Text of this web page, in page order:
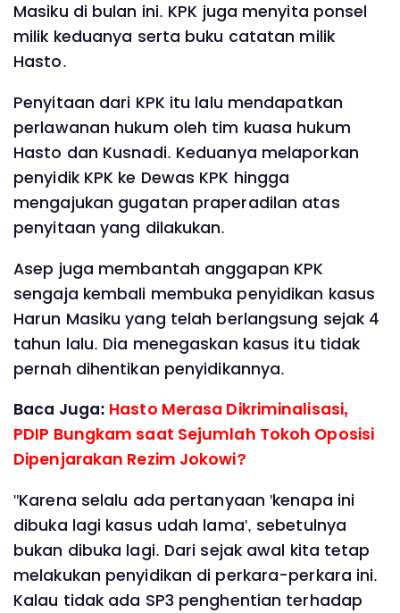
Masiku di bulan ini. KPK juga menyita ponsel
milik keduanya serta buku catatan milik
Hasto.
Penyitaan dari KPK itu lalu mendapatkan
perlawanan hukum oleh tim kuasa hukum
Hasto dan Kusnadi. Keduanya melaporkan
penyidik KPK ke Dewas KPK hingga
mengajukan gugatan praperadilan atas
penyitaan yang dilakukan.
Asep juga membantah anggapan KPK
sengaja kembali membuka penyidikan kasus
Harun Masiku yang telah berlangsung sejak 4
tahun lalu. Dia menegaskan kasus itu tidak
pernah dihentikan penyidikannya.
Baca Juga: Hasto Merasa Dikriminalisasi,
PDIP Bungkam saat Sejumlah Tokoh Oposisi
Dipenjarakan Rezim Jokowi?
"Karena selalu ada pertanyaan 'kenapa ini
dibuka lagi kasus udah lama', sebetulnya
bukan dibuka lagi. Dari sejak awal kita tetap
melakukan penyidikan di perkara-perkara ini.
Kalau tidak ada SP3 penghentian terhadap